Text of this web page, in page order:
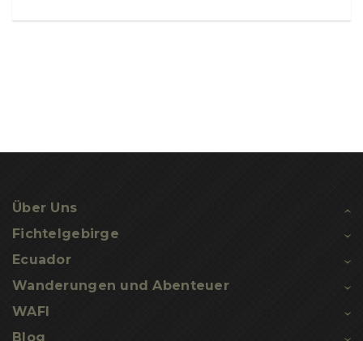
Über Uns
Fichtelgebirge
Ecuador
Wanderungen und Abenteuer
WAFI
Blog